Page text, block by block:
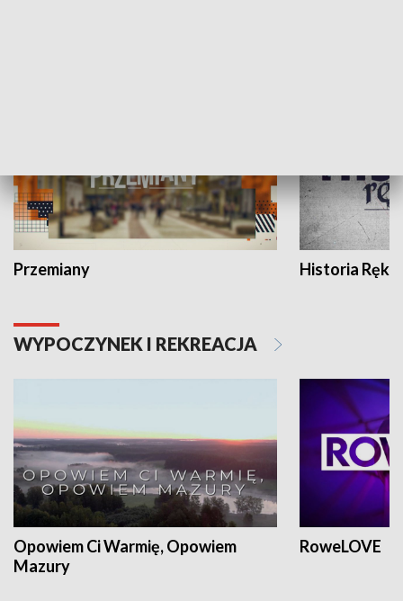
Przemiany Historia Ręką
WYPOCZYNEK I REKREACJA
Opowiem Ci Warmię, Opowiem
Mazury
RoweLOVE